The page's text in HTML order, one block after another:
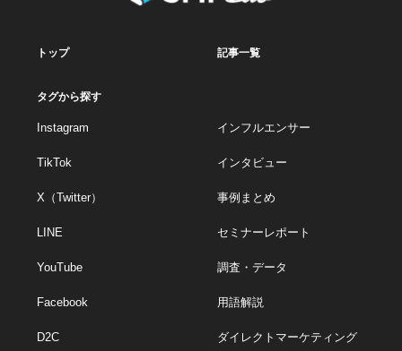
トップ 記事一覧
タグから探す
Instagram
TikTok
X（Twitter）
LINE
YouTube
Facebook
D2C
インフルエンサー
インタビュー
事例まとめ
セミナーレポート
調査・データ
用語解説
ダイレクトマーケティング